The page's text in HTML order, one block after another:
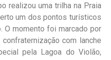
realizou uma trilha na Praia
um dos pontos turísticos
O momento foi marcado por
com lanche
pela Lagoa do Violão,